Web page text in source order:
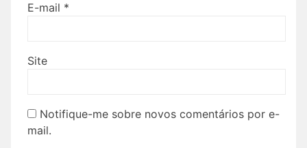
E-mail *
Site
Notifique-me sobre novos comentários por e-
mail.